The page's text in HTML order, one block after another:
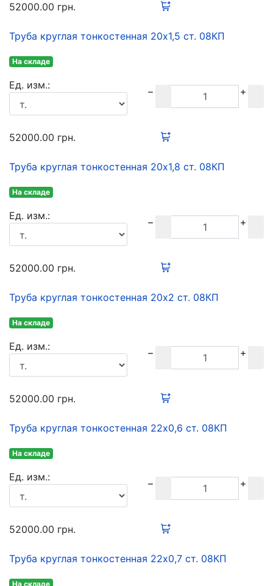
52000.00 грн.
Труба круглая тонкостенная 20х1,5 ст. 08КП
На складе
Ед. изм.:
52000.00 грн.
Труба круглая тонкостенная 20х1,8 ст. 08КП
На складе
Ед. изм.:
52000.00 грн.
Труба круглая тонкостенная 20х2 ст. 08КП
На складе
Ед. изм.:
52000.00 грн.
Труба круглая тонкостенная 22х0,6 ст. 08КП
На складе
Ед. изм.:
52000.00 грн.
Труба круглая тонкостенная 22х0,7 ст. 08КП
На складе